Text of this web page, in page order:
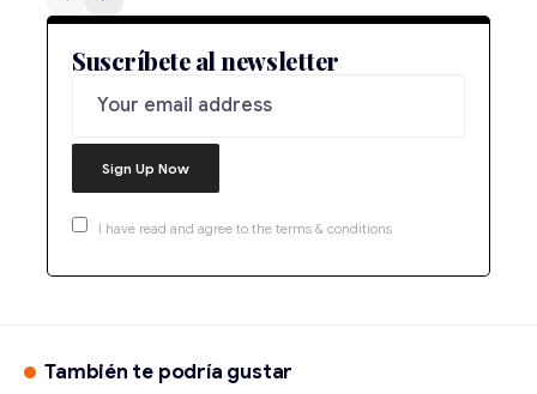
Suscríbete al newsletter
I have read and agree to the terms & conditions
También te podría gustar